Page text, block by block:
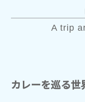
A trip
カレーを巡る世